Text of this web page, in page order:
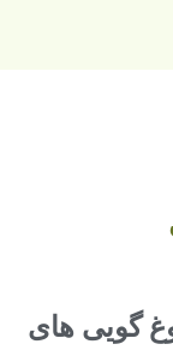
گویی های